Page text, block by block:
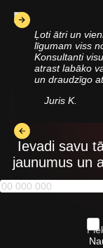
Ļoti ātri un
līgumam viss
Konsultanti
atrast labāko
un draudzīgo
Juris K.
Ievadi savu
jaunumus un